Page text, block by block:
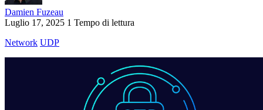
Damien Fuzeau
Luglio 17, 2025 1 Tempo di lettura
Network UDP